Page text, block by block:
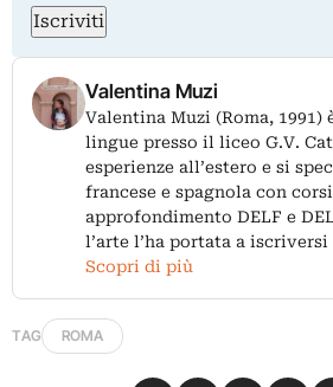
Iscriviti
Valentina Muzi
Valentina Muzi (Roma, 1991)
lingue presso il liceo G.V.
esperienze all’estero e si
francese e spagnola con
approfondimento DELF e
l’arte l’ha portata a
Scopri di più
TAG ROMA